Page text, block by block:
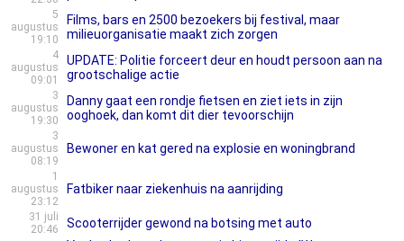
5
augustus
19:10
Films, bars en 2500 bezoekers bij festival, maar
milieuorganisatie maakt zich zorgen
4
augustus
09:01
UPDATE: Politie forceert deur en houdt persoon aan na
grootschalige actie
3
augustus
19:30
Danny gaat een rondje fietsen en ziet iets in zijn
ooghoek, dan komt dit dier tevoorschijn
3
augustus
08:19
Bewoner en kat gered na explosie en woningbrand
1
augustus
23:12
Fatbiker naar ziekenhuis na aanrijding
31 juli
20:46
Scooterrijder gewond na botsing met auto